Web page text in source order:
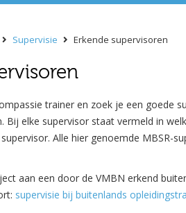
Supervisie Erkende supervisoren
trainer en zoek je een goede
Bij elke supervisor staat vermeld in
Alle hier genoemde MBSR-
aan een door de VMBN erkend
supervisie bij buitenlands